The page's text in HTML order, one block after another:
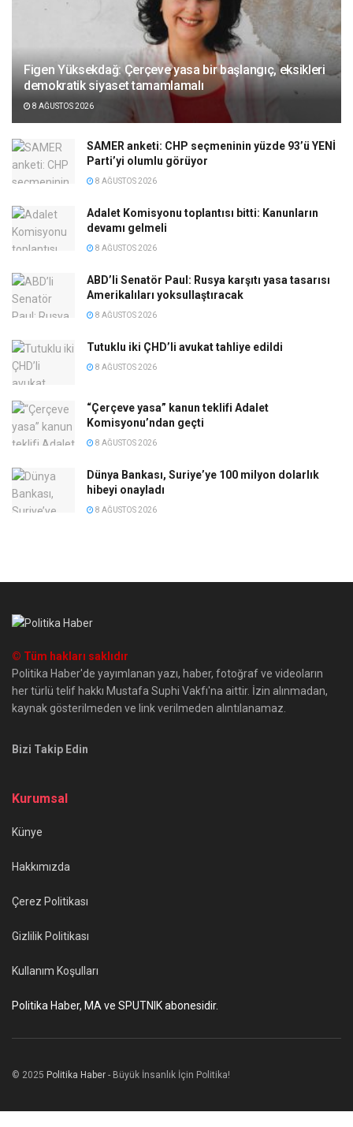
Figen Yüksekdağ: Çerçeve yasa bir başlangıç, eksikleri
demokratik siyaset tamamlamalı
8 AĞUSTOS 2026
SAMER anketi: CHP seçmeninin yüzde 93’ü YENİ
Parti’yi olumlu görüyor
8 AĞUSTOS 2026
Adalet Komisyonu toplantısı bitti: Kanunların
devamı gelmeli
8 AĞUSTOS 2026
ABD’li Senatör Paul: Rusya karşıtı yasa tasarısı
Amerikalıları yoksullaştıracak
8 AĞUSTOS 2026
Tutuklu iki ÇHD’li avukat tahliye edildi
8 AĞUSTOS 2026
“Çerçeve yasa” kanun teklifi Adalet
Komisyonu’ndan geçti
8 AĞUSTOS 2026
Dünya Bankası, Suriye’ye 100 milyon dolarlık
hibeyi onayladı
8 AĞUSTOS 2026
© Tüm hakları saklıdır
Politika Haber'de yayımlanan yazı, haber, fotoğraf ve videoların
her türlü telif hakkı Mustafa Suphi Vakfı'na aittir. İzin alınmadan,
kaynak gösterilmeden ve link verilmeden alıntılanamaz.
Bizi Takip Edin
Kurumsal
Künye
Hakkımızda
Çerez Politikası
Gizlilik Politikası
Kullanım Koşulları
Politika Haber, MA ve SPUTNIK abonesidir.
© 2025 Politika Haber - Büyük İnsanlık İçin Politika!